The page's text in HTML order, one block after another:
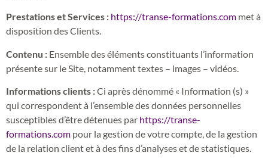
Prestations et Services : https://transe-formations.com met à
disposition des Clients.
Contenu : Ensemble des éléments constituants l’information
présente sur le Site, notamment textes – images – vidéos.
Informations clients :Ci après dénommé « Information (s) »
qui correspondent à l’ensemble des données personnelles
susceptibles d’être détenues par https://transe-
formations.com pour la gestion de votre compte, de la gestion
de la relation client et à des fins d’analyses et de statistiques.